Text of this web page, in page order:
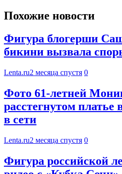
Похожие новости
Фигура блогерши
бикини вызвала
Lenta.ru2 месяца спустя 0
Фото 61-летней
расстегнутом
в сети
Lenta.ru2 месяца спустя 0
Фигура российской